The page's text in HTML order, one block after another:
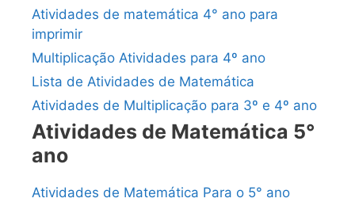
Atividades de matemática 4° ano para
imprimir
Multiplicação Atividades para 4º ano
Lista de Atividades de Matemática
Atividades de Multiplicação para 3º e 4º ano
Atividades de Matemática 5°
ano
Atividades de Matemática Para o 5° ano